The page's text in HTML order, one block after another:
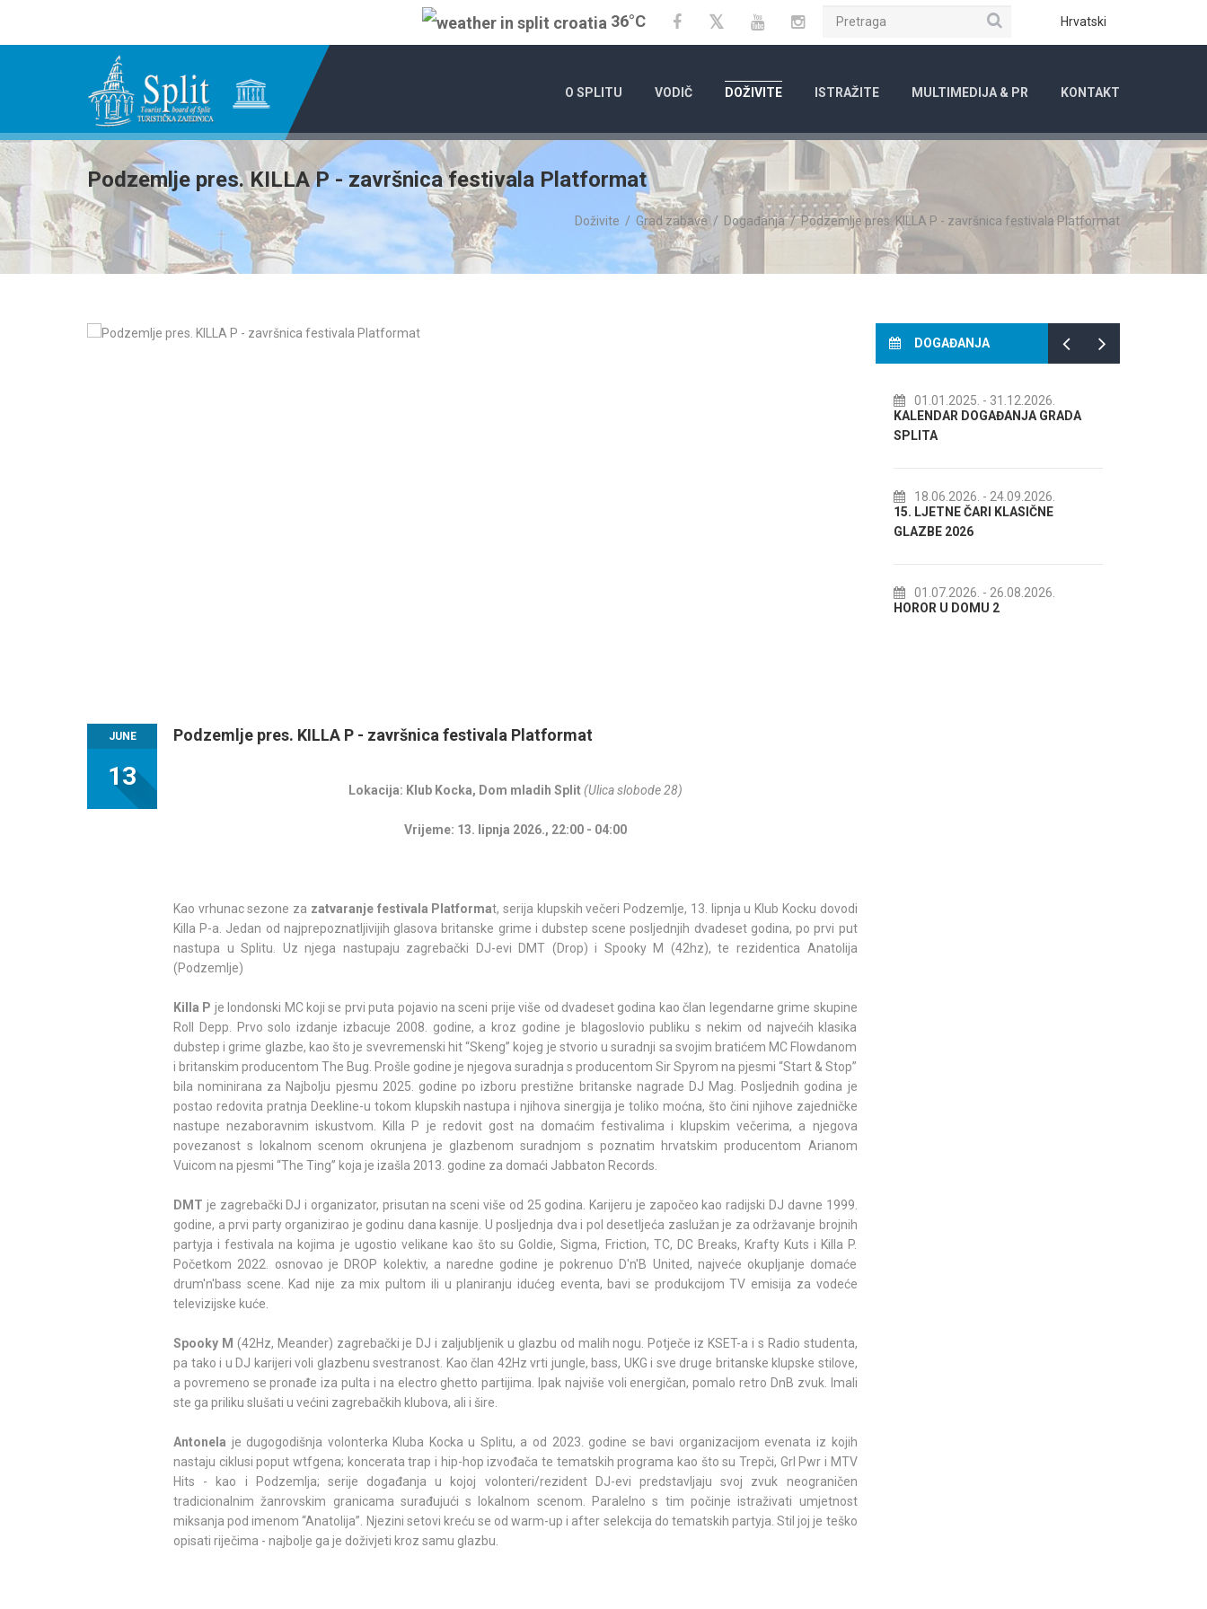
36°C FacebookTwitterYouTubeInstagram Hrvatski
Pretraga
O SPLITU VODIČ DOŽIVITE ISTRAŽITE MULTIMEDIJA & PR KONTAKT
Podzemlje pres. KILLA P - završnica festivala Platformat
Doživite / Grad zabave / Događanja/Podzemlje pres. KILLA P - završnica festivala Platformat
JUNE
13
Podzemlje pres. KILLA P - završnica festivala Platformat
Lokacija: Klub Kocka, Dom mladih Split(Ulica slobode 28)
Vrijeme: 13. lipnja 2026., 22:00 - 04:00
Kao vrhunac sezone za zatvaranje festivala Platformat, serija klupskih večeri Podzemlje, 13. lipnja u Klub Kocku dovodi
Killa P-a. Jedan od najprepoznatljivijih glasova britanske grime i dubstep scene posljednjih dvadeset godina, po prvi put
nastupa u Splitu. Uz njega nastupaju zagrebački DJ-evi DMT (Drop) i Spooky M (42hz), te rezidentica Anatolija
(Podzemlje)
Killa P je londonski MC koji se prvi puta pojavio na sceni prije više od dvadeset godina kao član legendarne grime skupine
Roll Depp. Prvo solo izdanje izbacuje 2008. godine, a kroz godine je blagoslovio publiku s nekim od najvećih klasika
dubstep i grime glazbe, kao što je svevremenski hit “Skeng” kojeg je stvorio u suradnji sa svojim bratićem MC Flowdanom
i britanskim producentom The Bug. Prošle godine je njegova suradnja s producentom Sir Spyrom na pjesmi “Start & Stop”
bila nominirana za Najbolju pjesmu 2025. godine po izboru prestižne britanske nagrade DJ Mag. Posljednih godina je
postao redovita pratnja Deekline-u tokom klupskih nastupa i njihova sinergija je toliko moćna, što čini njihove zajedničke
nastupe nezaboravnim iskustvom. Killa P je redovit gost na domaćim festivalima i klupskim večerima, a njegova
povezanost s lokalnom scenom okrunjena je glazbenom suradnjom s poznatim hrvatskim producentom Arianom
Vuicom na pjesmi “The Ting” koja je izašla 2013. godine za domaći Jabbaton Records.
DMT je zagrebački DJ i organizator, prisutan na sceni više od 25 godina. Karijeru je započeo kao radijski DJ davne 1999.
godine, a prvi party organizirao je godinu dana kasnije. U posljednja dva i pol desetljeća zaslužan je za održavanje brojnih
partyja i festivala na kojima je ugostio velikane kao što su Goldie, Sigma, Friction, TC, DC Breaks, Krafty Kuts i Killa P.
Početkom 2022. osnovao je DROP kolektiv, a naredne godine je pokrenuo D'n'B United, najveće okupljanje domaće
drum'n'bass scene. Kad nije za mix pultom ili u planiranju idućeg eventa, bavi se produkcijom TV emisija za vodeće
televizijske kuće.
Spooky M (42Hz, Meander) zagrebački je DJ i zaljubljenik u glazbu od malih nogu. Potječe iz KSET-a i s Radio studenta,
pa tako i u DJ karijeri voli glazbenu svestranost. Kao član 42Hz vrti jungle, bass, UKG i sve druge britanske klupske stilove,
a povremeno se pronađe iza pulta i na electro ghetto partijima. Ipak najviše voli energičan, pomalo retro DnB zvuk. Imali
ste ga priliku slušati u većini zagrebačkih klubova, ali i šire.
Antonela je dugogodišnja volonterka Kluba Kocka u Splitu, a od 2023. godine se bavi organizacijom evenata iz kojih
nastaju ciklusi poput wtfgena; koncerata trap i hip-hop izvođača te tematskih programa kao što su Trepči, Grl Pwr i MTV
Hits - kao i Podzemlja; serije događanja u kojoj volonteri/rezident DJ-evi predstavljaju svoj zvuk neograničen
tradicionalnim žanrovskim granicama surađujući s lokalnom scenom. Paralelno s tim počinje istraživati umjetnost
miksanja pod imenom “Anatolija”. Njezini setovi kreću se od warm-up i after selekcija do tematskih partyja. Stil joj je teško
opisati riječima - najbolje ga je doživjeti kroz samu glazbu.
DOGAĐANJA
- 31.12.2026.
KALENDAR DOGAĐANJA GRADA
- 24.09.2026.
15. LJETNE ČARI KLASIČNE
- 26.08.2026.
14.07.2026.
72. SPLITSKO LJETO
Lito po domaću! - promotivna
akcija Etnografskog muzeja
Spli'ski litnji koluri 2026